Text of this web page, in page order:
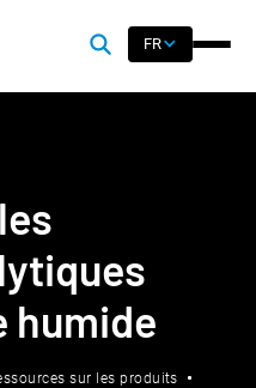
FR
humide
sur les produits